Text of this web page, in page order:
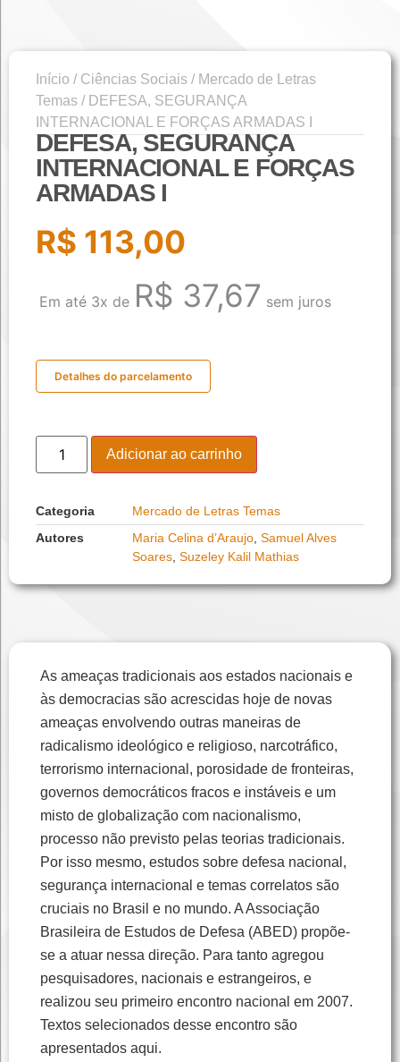
Início / Ciências Sociais / Mercado de Letras
Temas / DEFESA, SEGURANÇA
INTERNACIONAL E FORÇAS ARMADAS I
DEFESA, SEGURANÇA
INTERNACIONAL E FORÇAS
ARMADAS I
R$ 113,00
Em até 3x de R$ 37,67 sem juros
Detalhes do parcelamento
Adicionar ao carrinho
Categoria
Mercado de Letras Temas
Autores
Maria Celina d’Araujo Samuel Alves
Soares Suzeley Kalil Mathias
As ameaças tradicionais aos estados nacionais e
às democracias são acrescidas hoje de novas
ameaças envolvendo outras maneiras de
radicalismo ideológico e religioso, narcotráfico,
terrorismo internacional, porosidade de fronteiras,
governos democráticos fracos e instáveis e um
misto de globalização com nacionalismo,
processo não previsto pelas teorias tradicionais.
Por isso mesmo, estudos sobre defesa nacional,
segurança internacional e temas correlatos são
cruciais no Brasil e no mundo. A Associação
Brasileira de Estudos de Defesa (ABED) propõe-
se a atuar nessa direção. Para tanto agregou
pesquisadores, nacionais e estrangeiros, e
realizou seu primeiro encontro nacional em 2007.
Textos selecionados desse encontro são
apresentados aqui.